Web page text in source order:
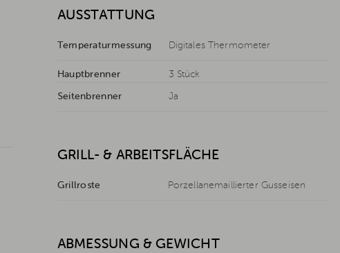
AUSSTATTUNG
Temperaturmessung Digitales Thermometer
Hauptbrenner 3 Stück
Seitenbrenner Ja
GRILL- & ARBEITSFLÄCHE
Grillroste Porzellanemaillierter Gusseisen
ABMESSUNG & GEWICHT